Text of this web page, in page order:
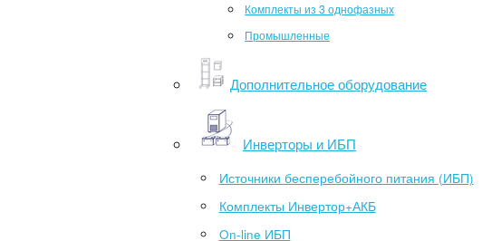
Комплекты из 3 однофазных
Промышленные
Дополнительное оборудование
Инверторы и ИБП
Источники бесперебойного питания (ИБП)
Комплекты Инвертор+АКБ
On-line ИБП